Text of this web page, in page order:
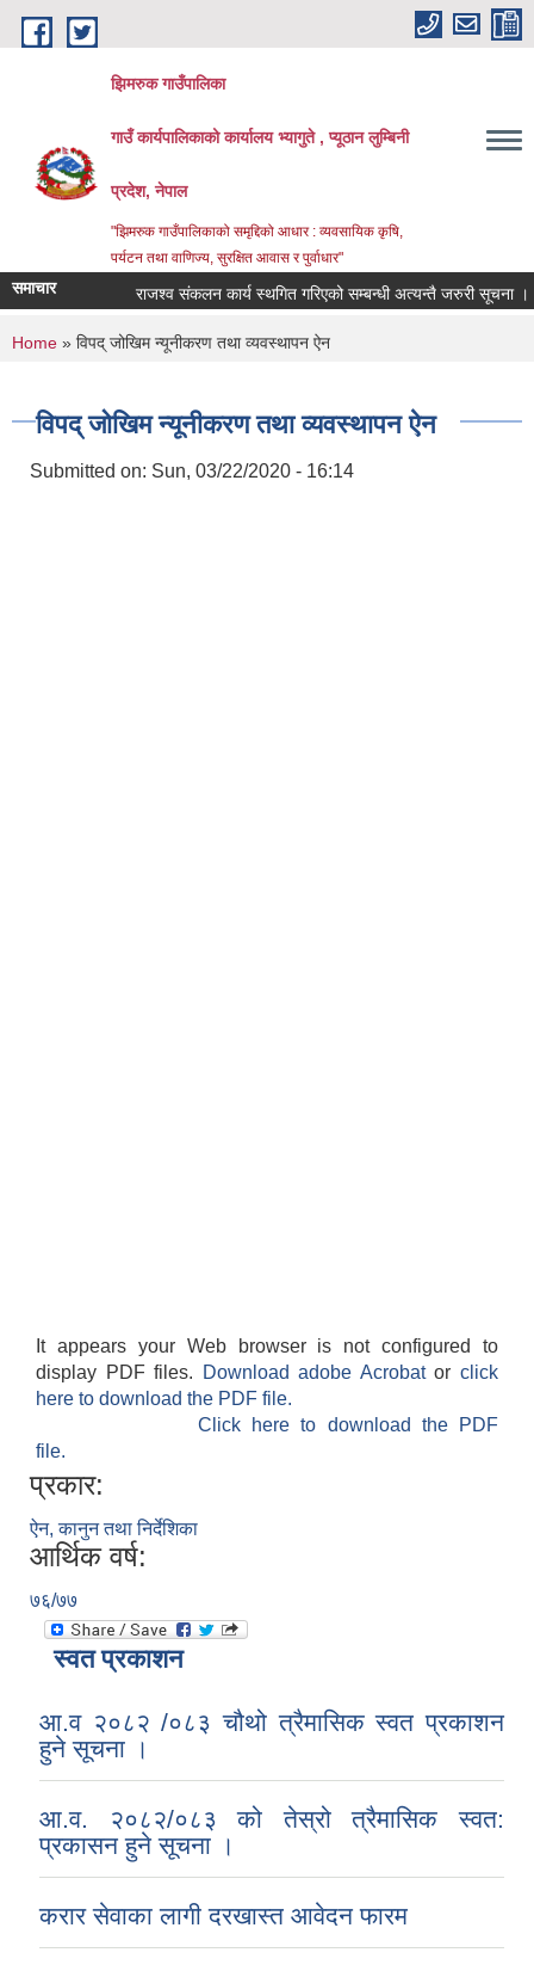
Skip to main content
झिमरुक गाउँपालिका
गाउँ कार्यपालिकाको कार्यालय भ्यागुते , प्यूठान लुम्बिनी
प्रदेश, नेपाल
"झिमरुक गाउँपालिकाको समृद्दिको आधार : व्यवसायिक कृषि,
पर्यटन तथा वाणिज्य, सुरक्षित आवास र पुर्वाधार"
समाचार राजश्व संकलन कार्य स्थगित गरिएको सम्बन्धी अत्यन्तै जरुरी सूचना ।
You are here
Home » विपद् जोखिम न्यूनीकरण तथा व्यवस्थापन ऐन
विपद् जोखिम न्यूनीकरण तथा व्यवस्थापन ऐन
Submitted on: Sun, 03/22/2020 - 16:14
It appears your Web browser is not configured to
display PDF files.
Download adobe Acrobatorclick
here to download the PDF file.
Click here to download the PDF
file.
प्रकार:
ऐन, कानुन तथा निर्देशिका
आर्थिक वर्ष:
७६/७७
स्वत प्रकाशन
आ.व २०८२ /०८३ चौथो त्रैमासिक स्वत प्रकाशन
हुने सूचना ।
आ.व. २०८२/०८३ को तेस्रो त्रैमासिक स्वत:
प्रकासन हुने सूचना ।
करार सेवाका लागी दरखास्त आवेदन फारम